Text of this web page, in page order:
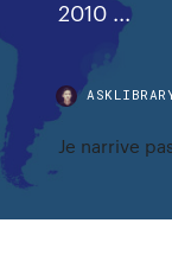
2010 ...
Je narrive